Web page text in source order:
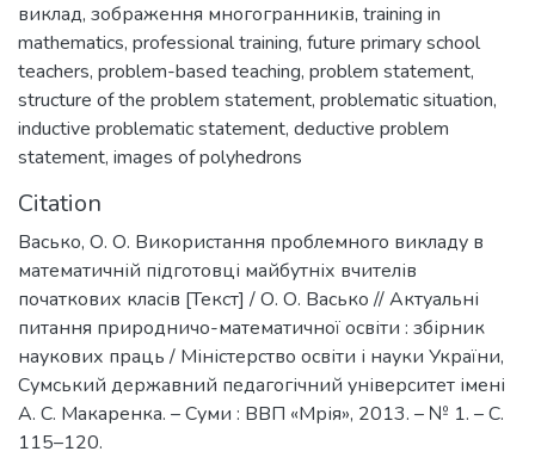
виклад, зображення многогранників, training in
mathematics, professional training, future primary school
teachers, problem-based teaching, problem statement,
structure of the problem statement, problematic situation,
inductive problematic statement, deductive problem
statement, images of polyhedrons
Citation
Васько, О. О. Використання проблемного викладу в
математичній підготовці майбутніх вчителів
початкових класів [Текст] / О. О. Васько // Актуальні
питання природничо-математичної освіти : збірник
наукових праць / Міністерство освіти і науки України,
Сумський державний педагогічний університет імені
А. С. Макаренка. – Суми : ВВП «Мрія», 2013. – № 1. – С.
115–120.